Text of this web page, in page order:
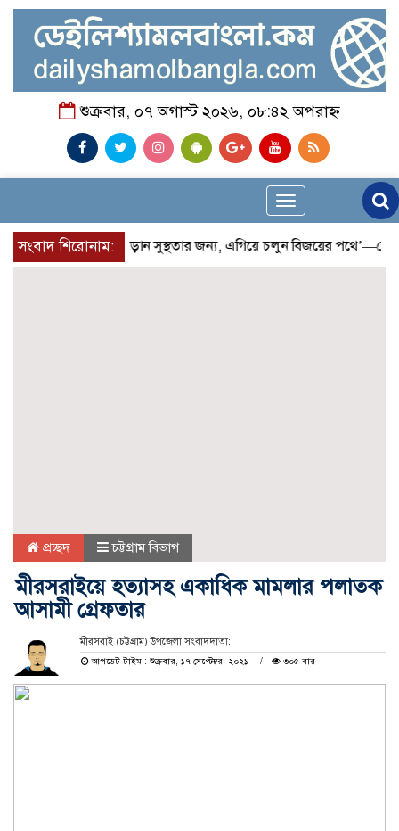
শুক্রবার, ০৭ অগাস্ট ২০২৬, ০৮:৪২ অপরাহ্ন
Toggle
navigation
সংবাদ শিরোনাম:‘দৌড়ান সুস্থতার জন্য, এগিয়ে চলুন বিজয়ের পথে’—স্লোগানে
প্রচ্ছদ চট্টগ্রাম বিভাগ
মীরসরাইয়ে হত্যাসহ একাধিক মামলার পলাতক
আসামী গ্রেফতার
মীরসরাই (চট্টগ্রাম) উপজেলা সংবাদদাতা::
আপডেট টাইম : শুক্রবার, ১৭ সেপ্টেম্বর, ২০২১
৩০৫ বার